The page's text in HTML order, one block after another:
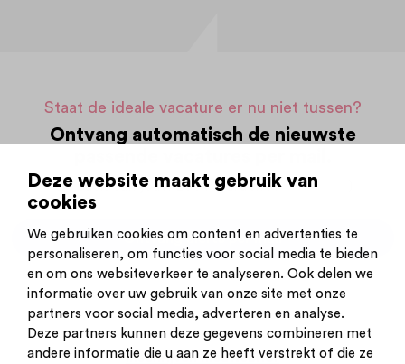
Deze website maakt gebruik van
cookies
We gebruiken cookies om content en advertenties te
personaliseren, om functies voor social media te bieden
en om ons websiteverkeer te analyseren. Ook delen we
informatie over uw gebruik van onze site met onze
partners voor social media, adverteren en analyse.
Deze partners kunnen deze gegevens combineren met
andere informatie die u aan ze heeft verstrekt of die ze
Staat de ideale vacature er nu niet tussen?
Ontvang automatisch de nieuwste
Op basis van jouw zoekopdracht (aanpassen
Ontvang alerts per mail
Inschrijven nieuwsbrief